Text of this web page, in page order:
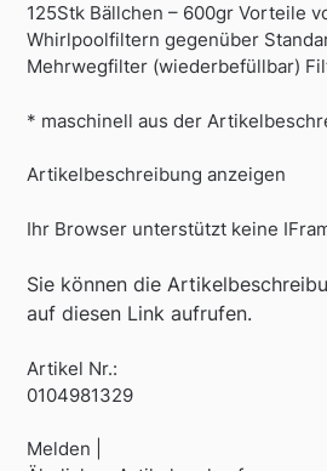
125Stk Bällchen – 600gr Vorteile
Whirlpoolfiltern gegenüber
Mehrwegfilter (wiederbefüllbar)
* maschinell aus der
Artikelbeschreibung anzeigen
Ihr Browser unterstützt keine
Sie können die
auf diesen Link aufrufen.
Artikel Nr.:
0104981329
Melden |